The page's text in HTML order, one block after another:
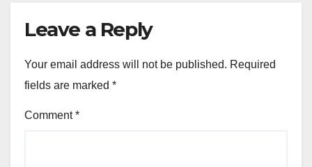
Leave a Reply
Your email address will not be published. Required
fields are marked *
Comment*